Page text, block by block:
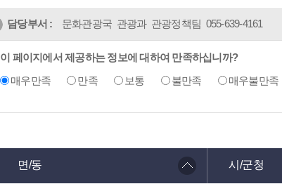
담당부서 : 문화관광국 관광과 관광정책팀 055-639-4161
이 페이지에서 제공하는 정보에 대하여 만족하십니까?
매우만족 만족 보통 불만족 매우불만족
면/동 시/군청